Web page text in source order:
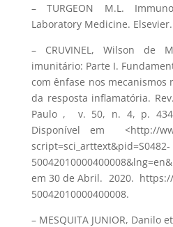
– TURGEON M.L.
Laboratory Medicine.
– CRUVINEL, Wilson de
imunitário: Parte I.
com ênfase nos mecanismos
da resposta inflamatória.
Paulo , v. 50, n. 4, p.
Disponível em <http://
script=sci_arttext&pid=S0482-
em 30 de Abril. 2020.
50042010000400008.
– MESQUITA JUNIOR, Danilo